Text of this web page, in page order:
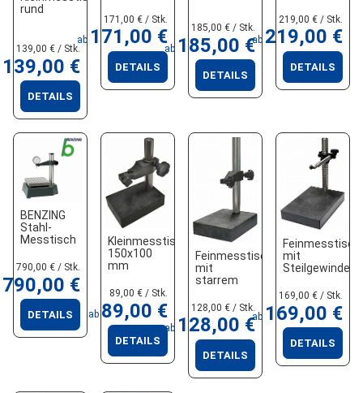
rund
139,00 € / Stk.
139,00 €
DETAILS
171,00 € / Stk.
ab 171,00 €
DETAILS
185,00 € / Stk.
ab 185,00 €
DETAILS
219,00 € / Stk.
ab 219,00 €
DETAILS
BENZING
Stahl-
Messtisch
790,00 € / Stk.
790,00 €
DETAILS
Kleinmesstisch
150x100
mm
89,00 € / Stk.
ab 89,00 €
DETAILS
Feinmesstisch
mit
starrem
verschiebbarem
Querarm
128,00 € / Stk.
ab 128,00 €
DETAILS
Feinmesstisch
mit
Steilgewinde-
169,00 € / Stk.
ab 169,00 €
DETAILS